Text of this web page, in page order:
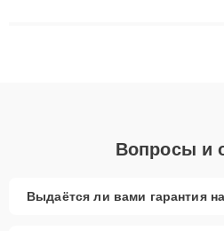
Вопросы и
Выдаётся ли вами гарантия